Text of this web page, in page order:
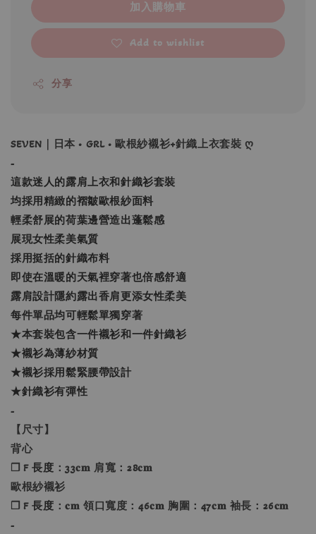
加入購物車
Add to wishlist
分享
SEVEN｜日本 • GRL • 歐根紗襯衫+針織上衣套裝 ღ
-
這款迷人的露肩上衣和針織衫套裝
均採用精緻的褶皺歐根紗面料
輕柔舒展的荷葉邊營造出蓬鬆感
展現女性柔美氣質
採用挺括的針織布料
即使在溫暖的天氣裡穿著也倍感舒適
露肩設計隱約露出香肩更添女性柔美
每件單品均可輕鬆單獨穿著
★本套裝包含一件襯衫和一件針織衫
★襯衫為薄紗材質
★襯衫採用鬆緊腰帶設計
★針織衫有彈性
-
【尺寸】
背心
❐ F長度 ：33𝐜𝐦 肩寬：28𝐜𝐦
歐根紗襯衫
❐ F長度 ：𝐜𝐦 領口寬度：46𝐜𝐦 胸圍：47𝐜𝐦 袖長：26𝐜𝐦
-